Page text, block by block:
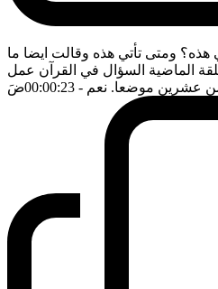
هذه؟ ومتى تأتي هذه وقالت ايضا ما
الماضية السؤال في القرآن عمل
من عشرين موضعا. نعم - 00:00:23 ضَ